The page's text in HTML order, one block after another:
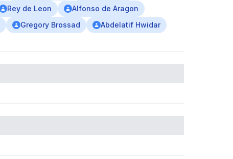
Rey de Leon
Alfonso de Aragon
Gregory Brossad
Abdelatif Hwidar